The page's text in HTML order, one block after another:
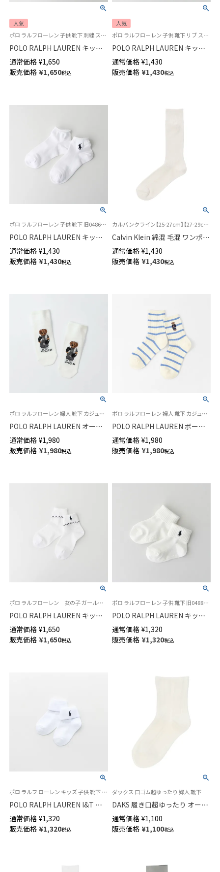
人気
ポロ ラルフローレン 子供 靴下 刺繍 スクールソックス 学校
POLO RALPH LAUREN キッズ
マルチカラーワンポイント リブ
ハイソックス 04813700
通常価格 ¥1,650
販売価格 ¥1,650税込
人気
ポロ ラルフローレン 子供 靴下 リブ スクールソックス 学校
POLO RALPH LAUREN キッズ
マルチカラーワンポイント リブ
通常価格 ¥1,430
販売価格 ¥1,430税込
ポロ ラルフローレン 子供 靴下 旧04863342
POLO RALPH LAUREN キッズ
ワンポイント刺繍 スニーカー丈
ソックス 日本製 04863362
通常価格 ¥1,430
販売価格 ¥1,430税込
カルバンクライン【25-27cm】【27-29cm】紳士 靴下
Calvin Klein 綿混 毛混 ワンポイ
ント クルー丈 ソックス メンズ
02542105
通常価格 ¥1,430
販売価格 ¥1,430税込
ポロ ラルフローレン 婦人 靴下 カジュアル 2025FW
POLO RALPH LAUREN オーガ
ニックコットン混 ボクシングベ
ア ポロベア スニーカー丈 レデ
ィース ソックス 03207818
通常価格 ¥1,980
販売価格 ¥1,980税込
ポロ ラルフローレン 婦人 靴下 カジュアル 25FW 新色
POLO RALPH LAUREN ボーダ
ー柄 コアフラッグセーターベア
刺しゅう ポロベア オーガニッ
クコットン混 クルー丈 レディ
通常価格 ¥1,980
販売価格 ¥1,980税込
ポロ ラルフローレン 女の子 ガールズ 子供 靴下 旧04803673
POLO RALPH LAUREN キッズ
折り返し ピコットミシン フリ
ル ワンポイント刺繍 ショート
ソックス 04803763
通常価格 ¥1,650
販売価格 ¥1,650税込
ポロ ラルフローレン 子供 靴下 旧04885455
POLO RALPH LAUREN キッズ
RL Layette 二つ折り ショート
丈 ソックス 04885465
通常価格 ¥1,320
販売価格 ¥1,320税込
ポロ ラルフ ローレン キッズ 子供 靴下 旧 04835455
POLO RALPH LAUREN I&T ベ
ビー＆キッズ ソックス ロゴ 折
り返し（3つ折り） ショート丈 ソ
ックス 04835565
通常価格 ¥1,320
販売価格 ¥1,320税込
ダックス 口ゴム超ゆったり 婦人 靴下
DAKS 履き口超ゆったり オーガ
ニックコットン混 リンクス柄
クルー丈 ソックス レディース
03367024
通常価格 ¥1,100
販売価格 ¥1,100税込